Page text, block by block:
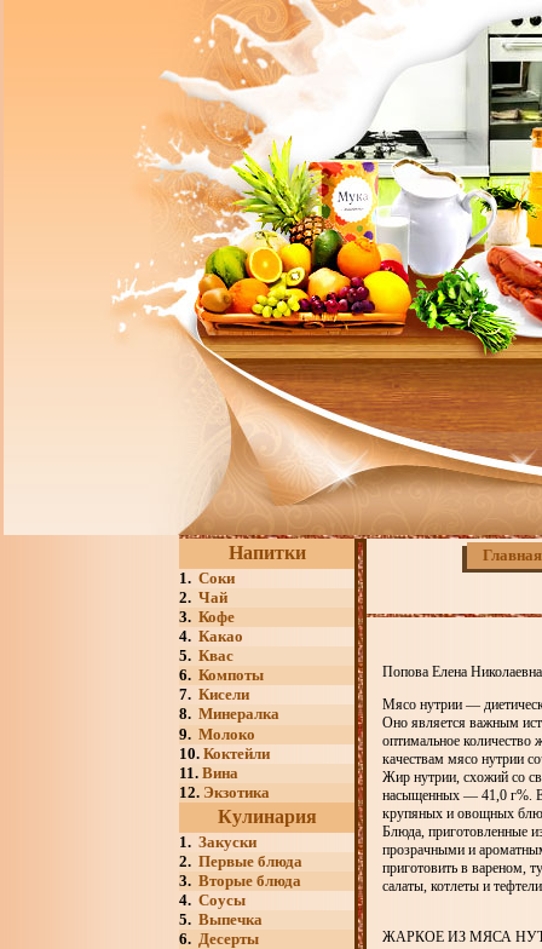
Напитки
1. Соки
2. Чай
3. Кофе
4. Какао
5. Квас
6. Компоты
7. Кисели
8. Минералка
9. Молоко
10. Коктейли
11. Вина
12. Экзотика
Кулинария
1. Закуски
2. Первые блюда
3. Вторые блюда
4. Соусы
5. Выпечка
6. Десерты
Главная
Попова Елена
Мясо нутрии —
Оно является важным
оптимальное
качествам мясо нутрии
Жир нутрии, схожий со
насыщенных — 41,0 г%.
крупяных и овощных
Блюда, приготовленные
прозрачными и
приготовить в вареном,
салаты, котлеты и
ЖАРКОЕ ИЗ МЯСА